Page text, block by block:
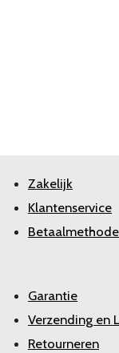
Zakelijk
Klantenservice
Garantie
Verzending en
Retourneren